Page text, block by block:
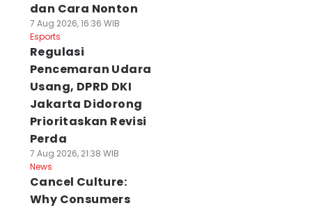
dan Cara Nonton
7 Aug 2026, 16:36 WIB
Esports
Regulasi
Pencemaran Udara
Usang, DPRD DKI
Jakarta Didorong
Prioritaskan Revisi
Perda
7 Aug 2026, 21:38 WIB
News
Cancel Culture:
Why Consumers